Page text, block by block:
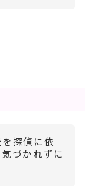
探偵に依
づかれずに